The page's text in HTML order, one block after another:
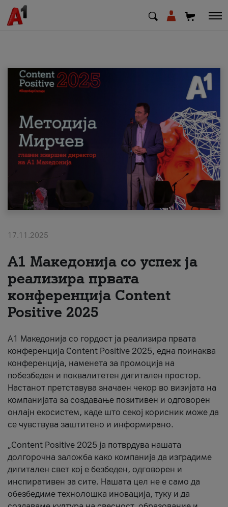
МК EN
Приватни Деловни
Поддршка
Надополни кредит
#ПодобарОнлајн
17.11.2025
А1 Македонија со успех ја
реализира првата
конференција Content
Positive 2025
А1 Македонија со гордост ја реализира првата
конференција Content Positive 2025, една поинаква
конференција, наменета за промоција на
побезбеден и поквалитетен дигитален простор.
Настанот претставува значаен чекор во визијата на
компанијата за создавање позитивен и одговорен
онлајн екосистем, каде што секој корисник може да
се чувствува заштитено и информирано.
„Content Positive 2025 ја потврдува нашата
долгорочна заложба како компанија да изградиме
дигитален свет кој е безбеден, одговорен и
инспиративен за сите. Нашата цел не е само да
обезбедиме технолошка иновација, туку и да